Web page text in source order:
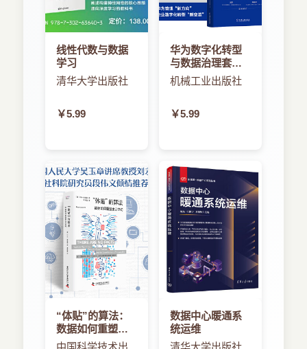
线性代数与数据
学习
清华大学出版社
￥5.99
华为数字化转型
与数据治理套装
（套装共2册）
机械工业出版社
￥5.99
“体贴”的算法：
数据如何重塑生
活空间
中国科学技术出
数据中心暖通系
统运维
清华大学出版社